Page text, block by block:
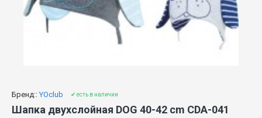
Бренд:: YOclub ✔ есть в наличии
Шапка двухслойная DOG 40-42 cm CDA-041